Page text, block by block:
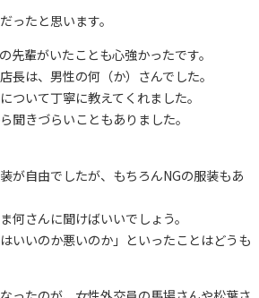
ったと思います。
先輩がいたことも心強かったです。
長は、男性の何（か）さんでした。
ついて丁寧に教えてくれました。
聞きづらいこともありました。
が自由でしたが、もちろんNGの服装もあ
何さんに聞けばいいでしょう。
いいのか悪いのか」といったことはどうも